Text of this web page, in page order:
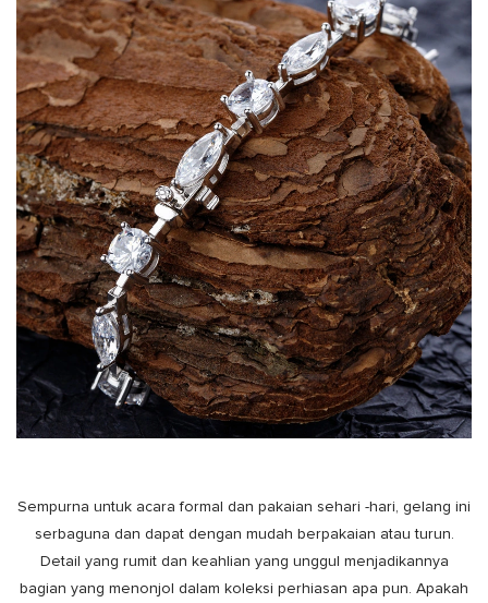
Sempurna untuk acara formal dan pakaian sehari -hari, gelang ini
serbaguna dan dapat dengan mudah berpakaian atau turun.
Detail yang rumit dan keahlian yang unggul menjadikannya
bagian yang menonjol dalam koleksi perhiasan apa pun. Apakah